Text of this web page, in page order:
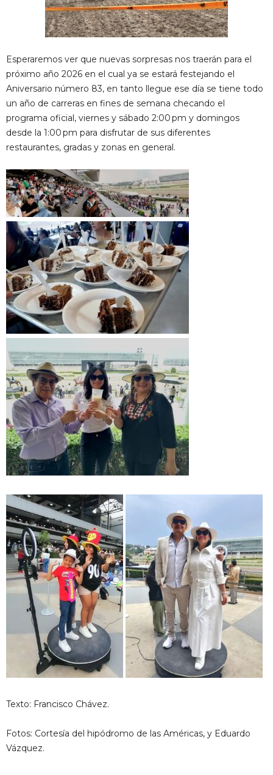
Esperaremos ver que nuevas sorpresas nos traerán para el
próximo año 2026 en el cual ya se estará festejando el
Aniversario número 83, en tanto llegue ese día se tiene todo
un año de carreras en fines de semana checando el
programa oficial, viernes y sábado 2:00 pm y domingos
desde la 1:00 pm para disfrutar de sus diferentes
restaurantes, gradas y zonas en general.
Texto: Francisco Chávez.
Fotos: Cortesía del hipódromo de las Américas, y Eduardo
Vázquez.